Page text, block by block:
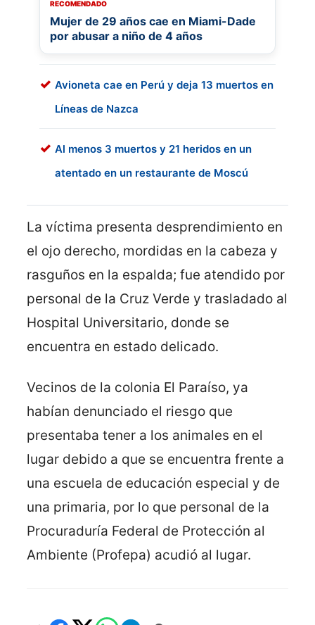
RECOMENDADO
Mujer de 29 años cae en Miami-Dade
por abusar a niño de 4 años
Avioneta cae en Perú y deja 13 muertos en
Líneas de Nazca
Al menos 3 muertos y 21 heridos en un
atentado en un restaurante de Moscú
La víctima presenta desprendimiento en
el ojo derecho, mordidas en la cabeza y
rasguños en la espalda; fue atendido por
personal de la Cruz Verde y trasladado al
Hospital Universitario, donde se
encuentra en estado delicado.
Vecinos de la colonia El Paraíso, ya
habían denunciado el riesgo que
presentaba tener a los animales en el
lugar debido a que se encuentra frente a
una escuela de educación especial y de
una primaria, por lo que personal de la
Procuraduría Federal de Protección al
Ambiente (Profepa) acudió al lugar.